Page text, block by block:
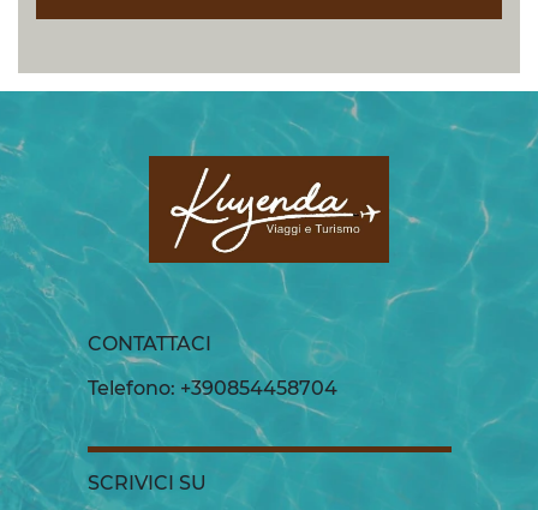
CONTATTACI
Telefono: +390854458704
SCRIVICI SU